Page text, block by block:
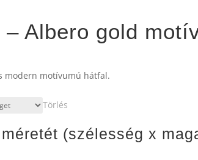
Albero gold
modern motívumú hátfal.
Törlés
(szélesség x